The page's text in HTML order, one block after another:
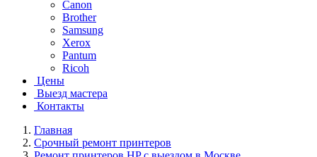
Canon
Brother
Samsung
Xerox
Pantum
Ricoh
Цены
Выезд мастера
Контакты
Главная
Срочный ремонт принтеров